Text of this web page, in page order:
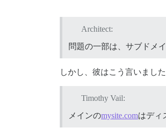
Architect:
問題の一部は、サブドメ
しかし、彼はこう言いました
Timothy Vail:
メインのmysite.comはディ